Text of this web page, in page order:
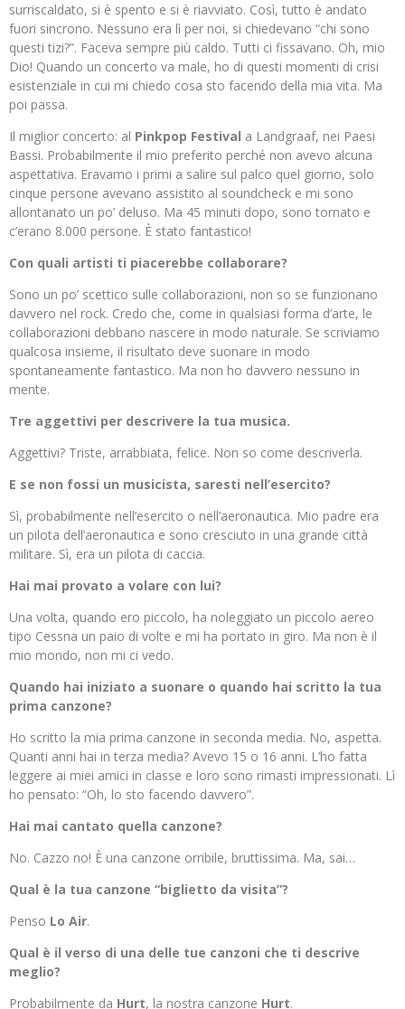
surriscaldato, si è spento e si è riavviato. Così, tutto è andato
fuori sincrono. Nessuno era lì per noi, si chiedevano “chi sono
questi tizi?”. Faceva sempre più caldo. Tutti ci fissavano. Oh, mio
Dio! Quando un concerto va male, ho di questi momenti di crisi
esistenziale in cui mi chiedo cosa sto facendo della mia vita. Ma
poi passa.
Il miglior concerto: al Pinkpop Festival a Landgraaf, nei Paesi
Bassi. Probabilmente il mio preferito perché non avevo alcuna
aspettativa. Eravamo i primi a salire sul palco quel giorno, solo
cinque persone avevano assistito al soundcheck e mi sono
allontanato un po’ deluso. Ma 45 minuti dopo, sono tornato e
c’erano 8.000 persone. È stato fantastico!
Con quali artisti ti piacerebbe collaborare?
Sono un po’ scettico sulle collaborazioni, non so se funzionano
davvero nel rock. Credo che, come in qualsiasi forma d’arte, le
collaborazioni debbano nascere in modo naturale. Se scriviamo
qualcosa insieme, il risultato deve suonare in modo
spontaneamente fantastico. Ma non ho davvero nessuno in
mente.
Tre aggettivi per descrivere la tua musica.
Aggettivi? Triste, arrabbiata, felice. Non so come descriverla.
E se non fossi un musicista, saresti nell’esercito?
Sì, probabilmente nell’esercito o nell’aeronautica. Mio padre era
un pilota dell’aeronautica e sono cresciuto in una grande città
militare. Sì, era un pilota di caccia.
Hai mai provato a volare con lui?
Una volta, quando ero piccolo, ha noleggiato un piccolo aereo
tipo Cessna un paio di volte e mi ha portato in giro. Ma non è il
mio mondo, non mi ci vedo.
Quando hai iniziato a suonare o quando hai scritto la tua
prima canzone?
Ho scritto la mia prima canzone in seconda media. No, aspetta.
Quanti anni hai in terza media? Avevo 15 o 16 anni. L’ho fatta
leggere ai miei amici in classe e loro sono rimasti impressionati. Lì
ho pensato: “Oh, lo sto facendo davvero”.
Hai mai cantato quella canzone?
No. Cazzo no! È una canzone orribile, bruttissima. Ma, sai…
Qual è la tua canzone “biglietto da visita”?
Penso Lo Air.
Qual è il verso di una delle tue canzoni che ti descrive
meglio?
Probabilmente da Hurt, la nostra canzone Hurt.